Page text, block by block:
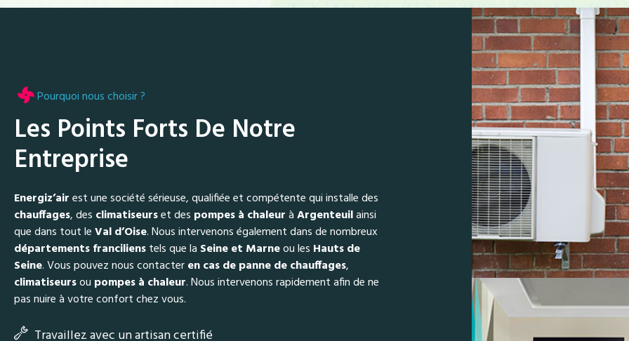
Pourquoi nous choisir ?
Les Points Forts De Notre
Entreprise
Energiz’airest une société sérieuse, qualifiée et compétente qui installe des
chauffages, des climatiseurset des pompes à chaleuràArgenteuilainsi
que dans tout leVal d’Oise. Nous intervenons également dans de nombreux
départements francilienstels que la Seine et Marneou les Hauts de
Seine. Vous pouvez nous contacteren cas de panne de chauffages,
climatiseursou pompes à chaleur. Nous intervenons rapidement afin de ne
pas nuire à votre confort chez vous.
Travaillez avec un artisan certifié